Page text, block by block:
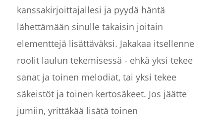
kanssakirjoittajallesi ja pyydä häntä
lähettämään sinulle takaisin joitain
elementtejä lisättäväksi. Jakakaa itsellenne
roolit laulun tekemisessä - ehkä yksi tekee
sanat ja toinen melodiat, tai yksi tekee
säkeistöt ja toinen kertosäkeet. Jos jäätte
jumiin, yrittäkää lisätä toinen